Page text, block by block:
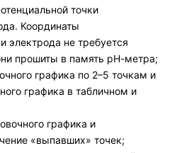
точки
Координаты
электрода не требуется
прошиты в память рН-метра;
графика по 2–5 точкам и
графика в табличном и
графика и
«выпавших» точек;